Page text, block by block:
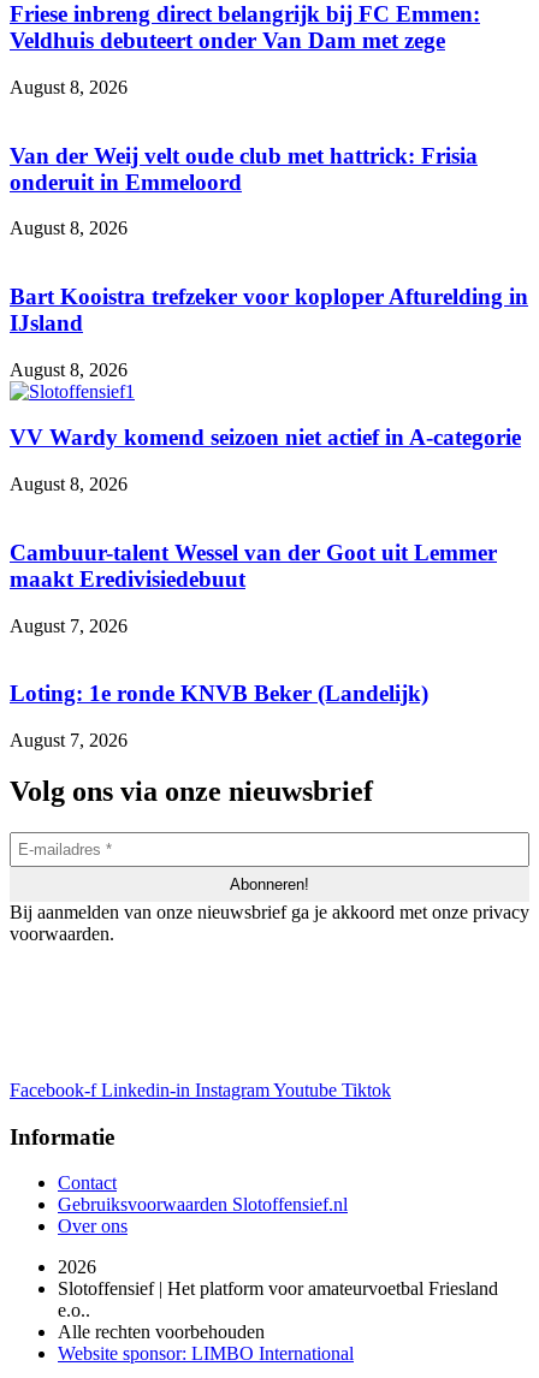
Friese inbreng direct belangrijk bij FC Emmen:
Veldhuis debuteert onder Van Dam met zege
August 8, 2026
Van der Weij velt oude club met hattrick: Frisia
onderuit in Emmeloord
August 8, 2026
Bart Kooistra trefzeker voor koploper Afturelding in
IJsland
August 8, 2026
VV Wardy komend seizoen niet actief in A-categorie
August 8, 2026
Cambuur-talent Wessel van der Goot uit Lemmer
maakt Eredivisiedebuut
August 7, 2026
Loting: 1e ronde KNVB Beker (Landelijk)
August 7, 2026
Volg ons via onze nieuwsbrief
Bij aanmelden van onze nieuwsbrief ga je akkoord met onze privacy
voorwaarden.
Facebook-f Linkedin-in InstagramYoutube Tiktok
Informatie
Contact
Gebruiksvoorwaarden Slotoffensief.nl
Over ons
2026
Slotoffensief | Het platform voor amateurvoetbal Friesland
e.o..
Alle rechten voorbehouden
Website sponsor: LIMBO International